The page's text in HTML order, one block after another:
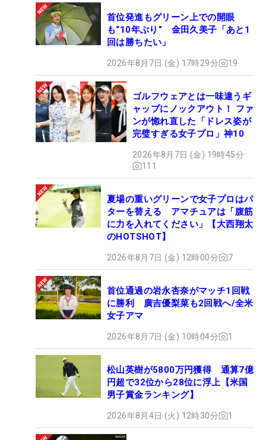
首位発進もグリーン上での開眼
も“10年ぶり” 金田久美子「あと1
回は勝ちたい」
2026年8月7日 (金) 17時29分 19
ゴルフウェアとは一味違うギ
ャップにノックアウト！ ファ
ンが惚れ直した「ドレス姿が
完璧すぎる女子プロ」神10
2026年8月7日 (金) 19時45分
111
夏場の重いグリーンで女子プロはパ
ターを替える アマチュアは「腹筋
に力を入れてください」【大西翔太
のHOTSHOT】
2026年8月7日 (金) 12時00分 7
首位通過の岩永杏奈がマッチ1回戦
に勝利 廣吉優梨菜も2回戦へ/全米
女子アマ
2026年8月7日 (金) 10時04分 1
松山英樹が5800万円獲得 通算7億
円超で32位から28位に浮上【米国
男子賞金ランキング】
2026年8月4日 (火) 12時30分 1